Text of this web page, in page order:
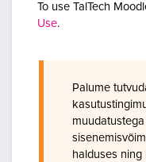
To use TalTech
Use.
Palume
muudatustega
halduses